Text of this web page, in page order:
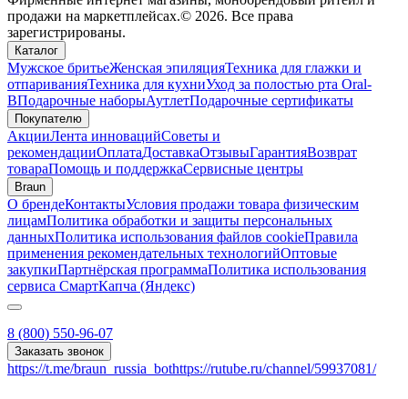
продажи на маркетплейсах.© 2026. Все права
зарегистрированы.
Каталог
Мужское бритьеЖенская эпиляцияТехника для глажки и
отпариванияТехника для кухниУход за полостью рта Oral-
BПодарочные наборыАутлетПодарочные сертификаты
Покупателю
АкцииЛента инновацийСоветы и
рекомендацииОплатаДоставкаОтзывыГарантияВозврат
товараПомощь и поддержкаСервисные центры
Braun
О брендеКонтактыУсловия продажи товара физическим
лицамПолитика обработки и защиты персональных
данныхПолитика использования файлов cookieПравила
применения рекомендательных технологийОптовые
закупкиПартнёрская программаПолитика использования
сервиса СмартКапча (Яндекс)
8 (800) 550-96-07
Заказать звонок
https://t.me/braun_russia_bothttps://rutube.ru/channel/59937081/